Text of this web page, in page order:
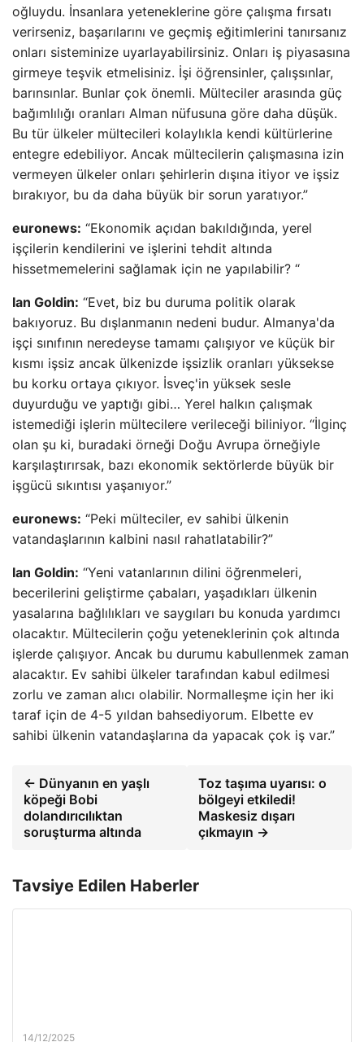
oğluydu. İnsanlara yeteneklerine göre çalışma fırsatı
verirseniz, başarılarını ve geçmiş eğitimlerini tanırsanız
onları sisteminize uyarlayabilirsiniz. Onları iş piyasasına
girmeye teşvik etmelisiniz. İşi öğrensinler, çalışsınlar,
barınsınlar. Bunlar çok önemli. Mülteciler arasında güç
bağımlılığı oranları Alman nüfusuna göre daha düşük.
Bu tür ülkeler mültecileri kolaylıkla kendi kültürlerine
entegre edebiliyor. Ancak mültecilerin çalışmasına izin
vermeyen ülkeler onları şehirlerin dışına itiyor ve işsiz
bırakıyor, bu da daha büyük bir sorun yaratıyor.”
euronews: “Ekonomik açıdan bakıldığında, yerel
işçilerin kendilerini ve işlerini tehdit altında
hissetmemelerini sağlamak için ne yapılabilir? “
Ian Goldin: “Evet, biz bu duruma politik olarak
bakıyoruz. Bu dışlanmanın nedeni budur. Almanya'da
işçi sınıfının neredeyse tamamı çalışıyor ve küçük bir
kısmı işsiz ancak ülkenizde işsizlik oranları yüksekse
bu korku ortaya çıkıyor. İsveç'in yüksek sesle
duyurduğu ve yaptığı gibi… Yerel halkın çalışmak
istemediği işlerin mültecilere verileceği biliniyor. “İlginç
olan şu ki, buradaki örneği Doğu Avrupa örneğiyle
karşılaştırırsak, bazı ekonomik sektörlerde büyük bir
işgücü sıkıntısı yaşanıyor.”
euronews: “Peki mülteciler, ev sahibi ülkenin
vatandaşlarının kalbini nasıl rahatlatabilir?”
Ian Goldin: “Yeni vatanlarının dilini öğrenmeleri,
becerilerini geliştirme çabaları, yaşadıkları ülkenin
yasalarına bağlılıkları ve saygıları bu konuda yardımcı
olacaktır. Mültecilerin çoğu yeteneklerinin çok altında
işlerde çalışıyor. Ancak bu durumu kabullenmek zaman
alacaktır. Ev sahibi ülkeler tarafından kabul edilmesi
zorlu ve zaman alıcı olabilir. Normalleşme için her iki
taraf için de 4-5 yıldan bahsediyorum. Elbette ev
sahibi ülkenin vatandaşlarına da yapacak çok iş var.”
← Dünyanın en yaşlı
köpeği Bobi
dolandırıcılıktan
soruşturma altında
Toz taşıma uyarısı: o
bölgeyi etkiledi!
Maskesiz dışarı
çıkmayın →
Tavsiye Edilen Haberler
14/12/2025